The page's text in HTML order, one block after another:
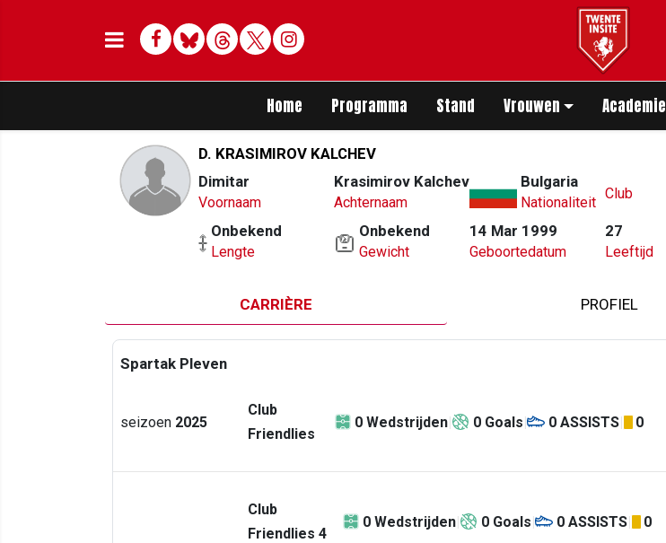
Facebook
BlueskyThreadsTwitterDelen op Whatsapp
Home Programma Stand Vrouwen Academie
D. KRASIMIROV KALCHEV
Dimitar
Voornaam
Krasimirov Kalchev
Achternaam
Bulgaria
Nationaliteit
Club
Onbekend
Lengte
Onbekend
Gewicht
14 Mar 1999
Geboortedatum
27
Leeftijd
CARRIÈRE PROFIEL
Spartak Pleven
seizoen 2025
Club
Friendlies
0 Wedstrijden 0 Goals 0 ASSISTS 0
Club
Friendlies 4
0 Wedstrijden 0 Goals 0 ASSISTS 0